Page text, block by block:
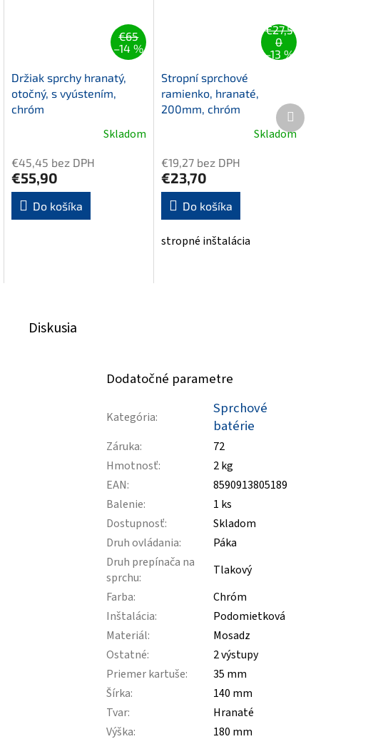
€65
–14 %
Držiak sprchy hranatý,
otočný, s vyústením,
chróm
Skladom
€45,45 bez DPH
€55,90
Do košíka
€27,5
0
–13 %
Stropní sprchové
ramienko, hranaté,
200mm, chróm
Skladom
€19,27 bez DPH
€23,70
Do košíka
stropné inštalácia
Ďalší
produkt
Diskusia
Dodatočné parametre
Kategória:
Sprchové
batérie
Záruka:
72
Hmotnosť:
2 kg
EAN:
8590913805189
Balenie:
1 ks
Dostupnosť:
Skladom
Druh ovládania:
Páka
Druh prepínača na
sprchu:
Tlakový
Farba:
Chróm
Inštalácia:
Podomietková
Materiál:
Mosadz
Ostatné:
2 výstupy
Priemer kartuše:
35 mm
Šírka:
140 mm
Tvar:
Hranaté
Výška:
180 mm